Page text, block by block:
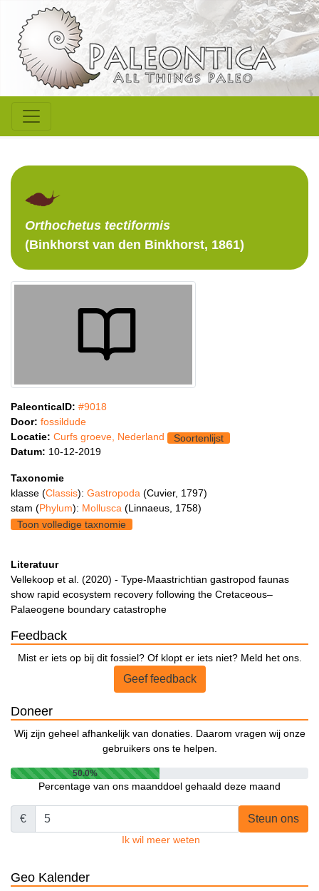
Orthochetus tectiformis
(Binkhorst van den Binkhorst, 1861)
PaleonticaID: #9018
Door: fossildude
Locatie: Curfs groeve, Nederland
Soortenlijst
Datum: 10-12-2019
Taxonomie
klasse (Classis): Gastropoda (Cuvier, 1797)
stam (Phylum): Mollusca (Linnaeus, 1758)
Toon volledige taxnomie
Literatuur
Vellekoop et al. (2020) - Type‐Maastrichtian gastropod faunas
show rapid ecosystem recovery following the Cretaceous–
Palaeogene boundary catastrophe
Feedback
Mist er iets op bij dit fossiel? Of klopt er iets niet? Meld het ons.
Geef feedback
Doneer
Wij zijn geheel afhankelijk van donaties. Daarom vragen wij onze
gebruikers ons te helpen.
50.0%
Percentage van ons maanddoel gehaald deze maand
€ Steun ons
Ik wil meer weten
Geo Kalender